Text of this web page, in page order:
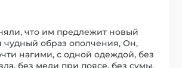
что им предлежит новый
чудный образ ополчения, Он,
нагими, с одной одеждой, без
без меди при поясе, без сумы,